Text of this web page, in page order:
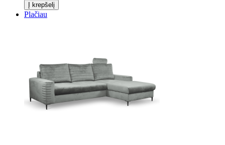
Į krepšelį
Plačiau